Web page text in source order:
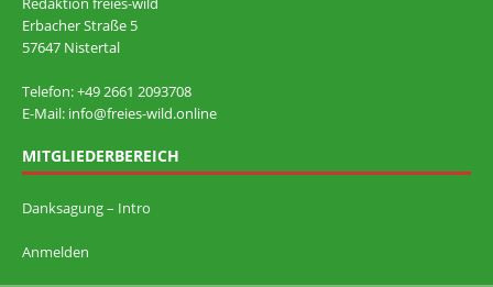
Erbacher Straße 5
57647 Nistertal
Telefon: +49 ‭2661 2093708
E-Mail: info@freies-wild.online
MITGLIEDERBEREICH
Danksagung – Intro
Anmelden